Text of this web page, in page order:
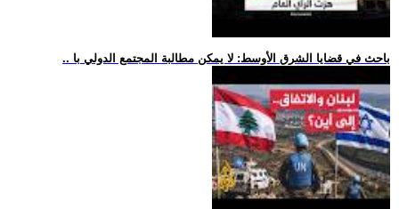
.. باحث في قضايا الشرق الأوسط: لا يمكن مطالبة المجتمع الدولي با